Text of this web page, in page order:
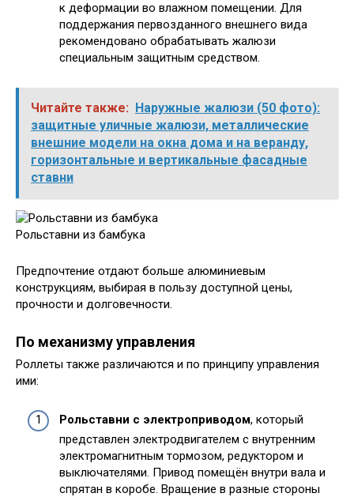
к деформации во влажном помещении. Для
поддержания первозданного внешнего вида
рекомендовано обрабатывать жалюзи
специальным защитным средством.
Читайте также:
Наружные жалюзи (50 фото):
защитные уличные жалюзи, металлические
внешние модели на окна дома и на веранду,
горизонтальные и вертикальные фасадные
ставни
Рольставни из бамбука
Предпочтение отдают больше алюминиевым
конструкциям, выбирая в пользу доступной цены,
прочности и долговечности.
По механизму управления
Роллеты также различаются и по принципу управления
ими:
Рольставни с электроприводом, который
представлен электродвигателем с внутренним
электромагнитным тормозом, редуктором и
выключателями. Привод помещён внутри вала и
спрятан в коробе. Вращение в разные стороны